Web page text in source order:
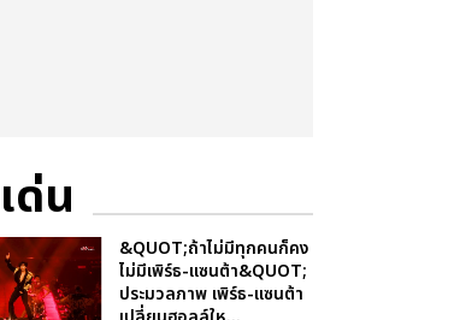
เด่น
&QUOT;ถ้าไม่มีทุกคนก็คง
ไม่มีเพิร์ธ-แซนต้า&QUOT;
ประมวลภาพ เพิร์ธ-แซนต้า